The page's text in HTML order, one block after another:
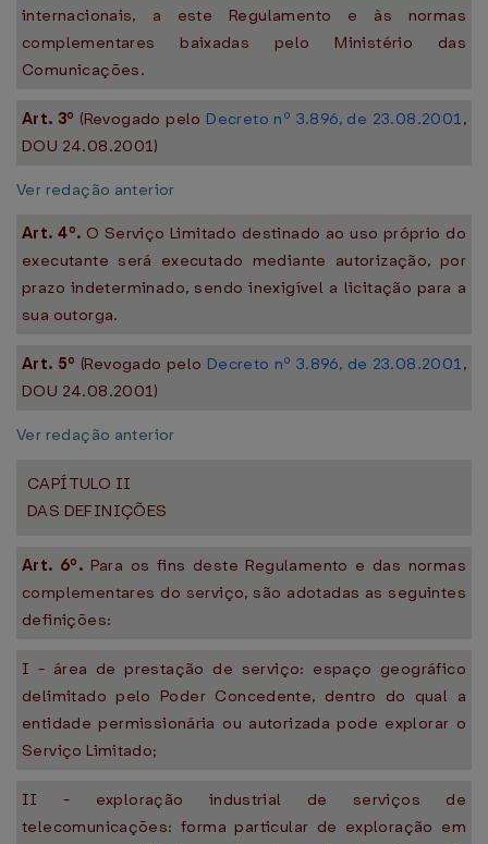
internacionais, a este Regulamento e às normas
complementares baixadas pelo Ministério das
Comunicações.
Art. 3º (Revogado pelo Decreto nº 3.896, de 23.08.2001,
DOU 24.08.2001)
Ver redação anterior
Art. 4º. O Serviço Limitado destinado ao uso próprio do
executante será executado mediante autorização, por
prazo indeterminado, sendo inexigível a licitação para a
sua outorga.
Art. 5º (Revogado pelo Decreto nº 3.896, de 23.08.2001,
DOU 24.08.2001)
Ver redação anterior
CAPÍTULO II
DAS DEFINIÇÕES
Art. 6º. Para os fins deste Regulamento e das normas
complementares do serviço, são adotadas as seguintes
definições:
I - área de prestação de serviço: espaço geográfico
delimitado pelo Poder Concedente, dentro do qual a
entidade permissionária ou autorizada pode explorar o
Serviço Limitado;
II - exploração industrial de serviços de
telecomunicações: forma particular de exploração em